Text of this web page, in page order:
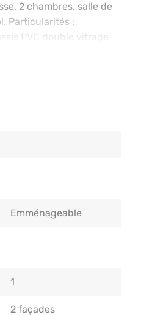
2 chambres, salle de
Particularités :
PVC double vitrage,
(à condensation), RC
visites au
Emménageable
1
2 façades